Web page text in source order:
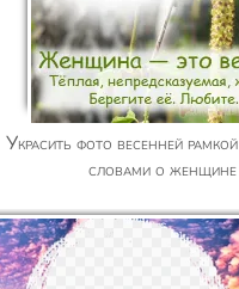
Украсить фото весенней рамкой с теплыми
словами о женщине